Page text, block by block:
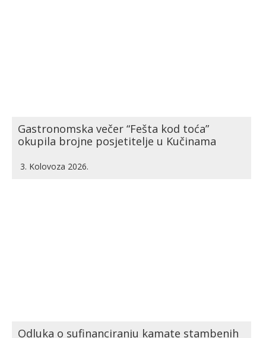
Gastronomska večer “Fešta kod toća”
okupila brojne posjetitelje u Kučinama
3. Kolovoza 2026.
Odluka o sufinanciranju kamate stambenih